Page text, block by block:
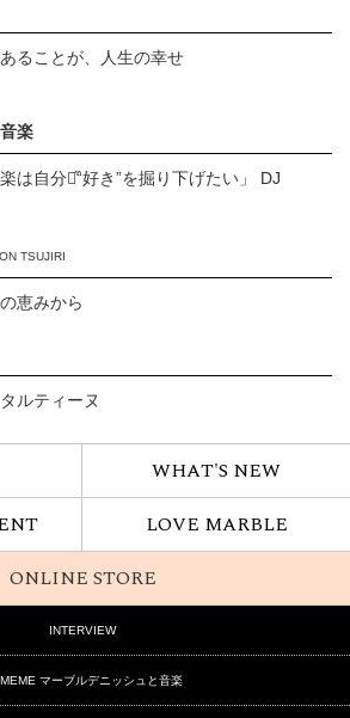
ることが、人生の幸せ
楽
は自分の̋“好き”を掘り下げたい」 DJ
TSUJIRI
恵みから
ルティーヌ
WHAT'S NEW
LOVE MARBLE
ONLINE STORE
INTERVIEW
マーブルデニッシュと音楽